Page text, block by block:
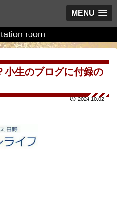
MENU
room
小生のブログに付録の
2024.10.02